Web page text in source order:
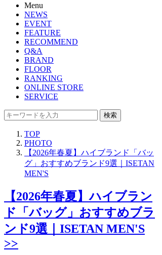
Menu
NEWS
EVENT
FEATURE
RECOMMEND
Q&A
BRAND
FLOOR
RANKING
ONLINE STORE
SERVICE
検索
TOP
PHOTO
【2026年春夏】ハイブランド「バッ
グ」おすすめブランド9選｜ISETAN
MEN'S
【2026年春夏】ハイブラン
ド「バッグ」おすすめブラ
ンド9選｜ISETAN MEN'S
>>